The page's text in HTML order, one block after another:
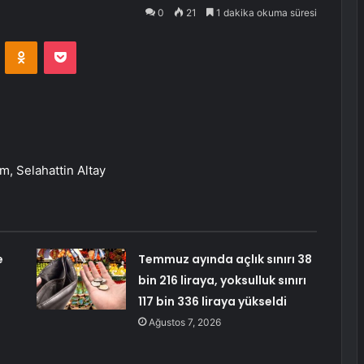
0 21 1 dakika okuma süresi
Odnoklassniki
Pocket
Selahattin Altay
Temmuz ayında açlık sınırı 38
bin 216 liraya, yoksulluk sınırı
117 bin 336 liraya yükseldi
Ağustos 7, 2026